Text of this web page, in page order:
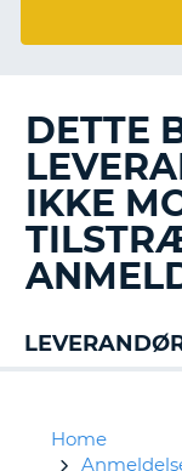
DETTE
IKKE
Home